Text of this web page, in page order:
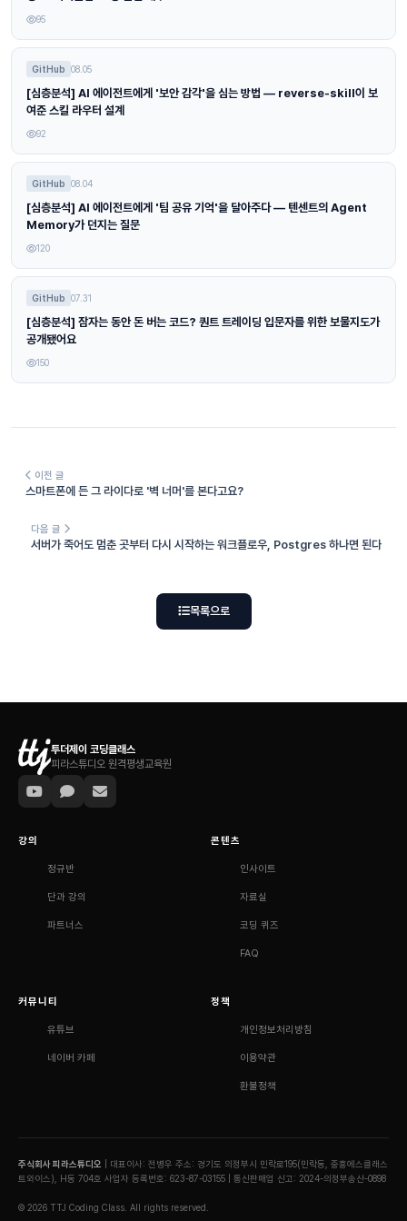
95
GitHub 08.05
[심층분석] AI 에이전트에게 '보안 감각'을 심는 방법 — reverse-skill이 보
여준 스킬 라우터 설계
92
GitHub 08.04
[심층분석] AI 에이전트에게 '팀 공유 기억'을 달아주다 — 텐센트의 Agent
Memory가 던지는 질문
120
GitHub 07.31
[심층분석] 잠자는 동안 돈 버는 코드? 퀀트 트레이딩 입문자를 위한 보물지도가
공개됐어요
150
이전 글
스마트폰에 든 그 라이다로 '벽 너머'를 본다고요?
다음 글
서버가 죽어도 멈춘 곳부터 다시 시작하는 워크플로우, Postgres 하나면 된다
목록으로
투더제이 코딩클래스
피라스튜디오 원격평생교육원
강의
정규반
단과 강의
파트너스
콘텐츠
인사이트
자료실
코딩 퀴즈
FAQ
커뮤니티
유튜브
네이버 카페
정책
개인정보처리방침
이용약관
환불정책
주식회사 피라스튜디오 | 대표이사: 전병우 주소: 경기도 의정부시 민락로195(민락동, 중흥에스클래스
트와이스), H동 704호 사업자 등록번호: 623-87-03155 | 통신판매업 신고: 2024-의정부송산-0898
© 2026 TTJ Coding Class. All rights reserved.